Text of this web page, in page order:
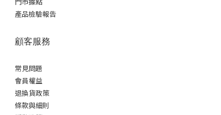
產品檢驗報告
顧客服務
常見問題
會員權益
退換貨政策
條款與細則